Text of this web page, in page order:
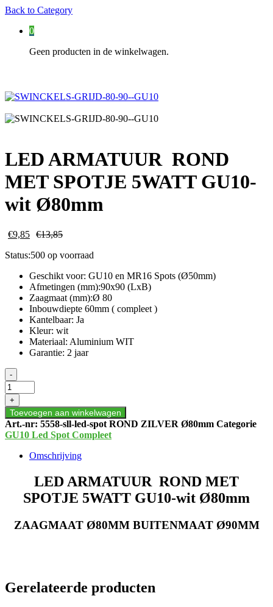
Back to Category
0
Geen producten in de winkelwagen.
LED ARMATUUR ROND
MET SPOTJE 5WATT GU10-
wit Ø80mm
€9,85 €13,85
Status:500 op voorraad
Geschikt voor: GU10 en MR16 Spots (Ø50mm)
Afmetingen (mm):90x90 (LxB)
Zaagmaat (mm):Ø 80
Inbouwdiepte 60mm ( compleet )
Kantelbaar: Ja
Kleur: wit
Materiaal: Aluminium WIT
Garantie: 2 jaar
LED
ARMATUUR
ROND
MET
SPOTJE
5WATT
GU10-
Ø80mm
-
+
Toevoegen aan winkelwagen
Art.-nr: 5558-sll-led-spot ROND ZILVER Ø80mm Categorie
GU10 Led Spot Compleet
Omschrijving
LED ARMATUUR ROND MET
SPOTJE 5WATT GU10-wit Ø80mm
ZAAGMAAT Ø80MM BUITENMAAT Ø90MM
Gerelateerde producten